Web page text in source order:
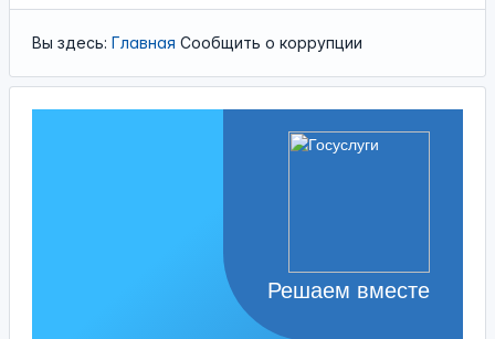
Вы здесь: Главная Сообщить о коррупции
Решаем вместе